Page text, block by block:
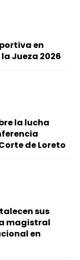
en
Jueza 2026
la lucha
de Loreto
sus
magistral
en